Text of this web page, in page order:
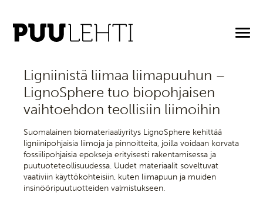
21.5.2026
Ligniinistä liimaa liimapuuhun –
LignoSphere tuo biopohjaisen
vaihtoehdon teollisiin liimoihin
Suomalainen biomateriaaliyritys LignoSphere kehittää
ligniinipohjaisia liimoja ja pinnoitteita, joilla voidaan korvata
fossiilipohjaisia epokseja erityisesti rakentamisessa ja
puutuoteteollisuudessa. Uudet materiaalit soveltuvat
vaativiin käyttökohteisiin, kuten liimapuun ja muiden
insinööripuutuotteiden valmistukseen.